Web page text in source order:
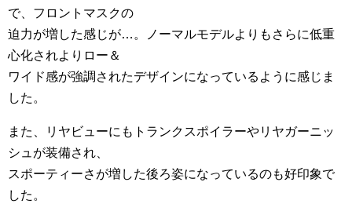
で、フロントマスクの
迫力が増した感じが…。ノーマルモデルよりもさらに低重
心化されよりロー＆
ワイド感が強調されたデザインになっているように感じま
した。
また、リヤビューにもトランクスポイラーやリヤガーニッ
シュが装備され、
スポーティーさが増した後ろ姿になっているのも好印象で
した。